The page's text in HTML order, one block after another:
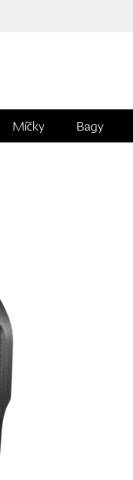
Míčky Bagy